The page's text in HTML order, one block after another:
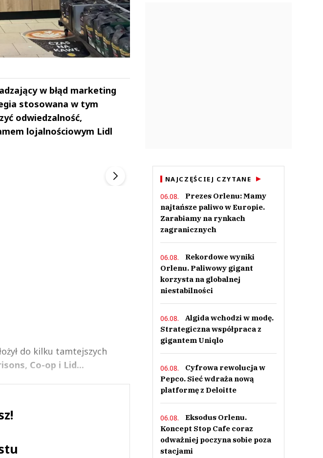
w błąd marketing
stosowana w tym
odwiedzalność,
lojalnościowym Lidl
do kilku tamtejszych
Co-op i Lid...
▶
NAJCZĘŚCIEJ CZYTANE
06.08.
Prezes Orlenu: Mamy
najtańsze paliwo w Europie.
Zarabiamy na rynkach
zagranicznych
06.08.
Rekordowe wyniki
Orlenu. Paliwowy gigant
korzysta na globalnej
niestabilności
06.08.
Algida wchodzi w modę.
Strategiczna współpraca z
gigantem Uniqlo
06.08.
Cyfrowa rewolucja w
Pepco. Sieć wdraża nową
platformę z Deloitte
06.08.
Eksodus Orlenu.
Koncept Stop Cafe coraz
odważniej poczyna sobie poza
stacjami